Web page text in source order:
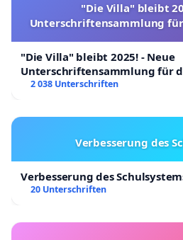
"Die Villa" bleibt
Unterschriftensammlung
"Die Villa" bleibt 2025! - Neue
Unterschriftensammlung für
2 038 Unterschriften
Verbesserung des
Verbesserung des
20 Unterschriften